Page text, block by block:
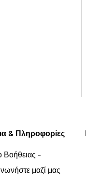
& Πληροφορίες
Βοήθειας -
μαζί μας